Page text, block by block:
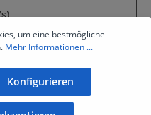
um eine bestmögliche
Mehr Informationen ...
Konfigurieren